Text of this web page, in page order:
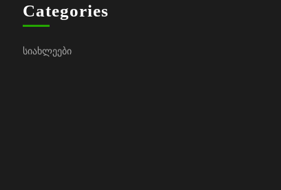
Categories
სიახლეები